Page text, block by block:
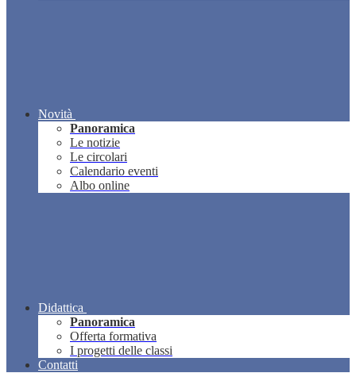
Novità
Panoramica
Le notizie
Le circolari
Calendario eventi
Albo online
Didattica
Panoramica
Offerta formativa
I progetti delle classi
Contatti